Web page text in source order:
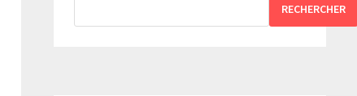
RECHERCHER